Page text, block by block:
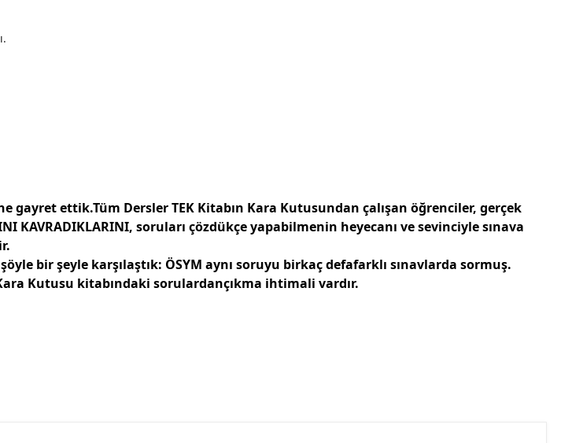
ettik.Tüm Dersler TEK Kitabın Kara Kutusundan çalışan öğrenciler, gerçek
KAVRADIKLARINI, soruları çözdükçe yapabilmenin heyecanı ve sevinciyle sınava
bir şeyle karşılaştık: ÖSYM aynı soruyu birkaç defafarklı sınavlarda sormuş.
Kutusu kitabındaki sorulardançıkma ihtimali vardır.